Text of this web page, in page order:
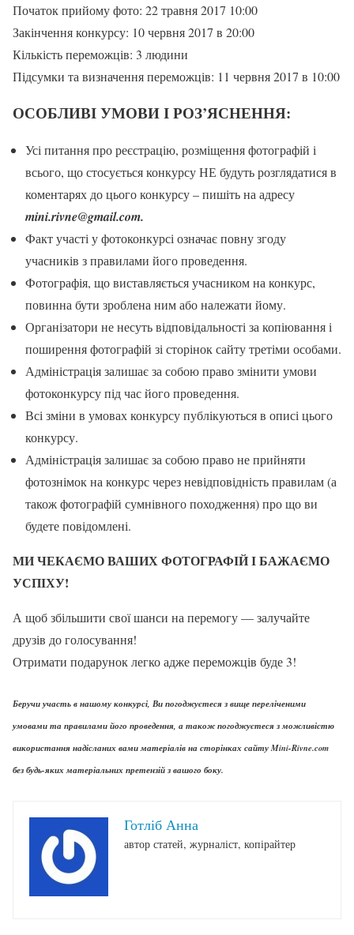
Початок прийому фото: 22 травня 2017 10:00
Закінчення конкурсу: 10 червня 2017 в 20:00
Кількість переможців: 3 людини
Підсумки та визначення переможців: 11 червня 2017 в 10:00
ОСОБЛИВІ УМОВИ І РОЗ’ЯСНЕННЯ:
Усі питання про реєстрацію, розміщення фотографій і
всього, що стосується конкурсу НЕ будуть розглядатися в
коментарях до цього конкурсу – пишіть на адресу
mini.rivne@gmail.com.
Факт участі у фотоконкурсі означає повну згоду
учасників з правилами його проведення.
Фотографія, що виставляється учасником на конкурс,
повинна бути зроблена ним або належати йому.
Організатори не несуть відповідальності за копіювання і
поширення фотографій зі сторінок сайту третіми особами.
Адміністрація залишає за собою право змінити умови
фотоконкурсу під час його проведення.
Всі зміни в умовах конкурсу публікуються в описі цього
конкурсу.
Адміністрація залишає за собою право не прийняти
фотознімок на конкурс через невідповідність правилам (а
також фотографій сумнівного походження) про що ви
будете повідомлені.
МИ ЧЕКАЄМО ВАШИХ ФОТОГРАФІЙ І БАЖАЄМО
УСПІХУ!
А щоб збільшити свої шанси на перемогу — залучайте
друзів до голосування!
Отримати подарунок легко адже переможців буде 3!
Беручи участь в нашому конкурсі, Ви погоджуєтеся з вище переліченими
умовами та правилами його проведення, а також погоджуєтеся з можливістю
використання надісланих вами матеріалів на сторінках сайту Mini-Rivne.com
без будь-яких матеріальних претензій з вашого боку.
Готліб Анна
автор статей, журналіст, копірайтер